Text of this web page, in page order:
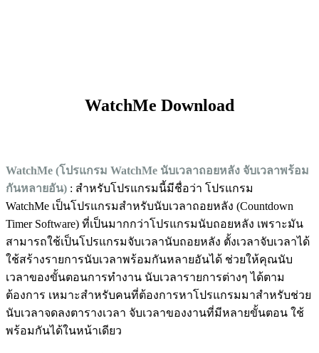
WatchMe Download
WatchMe (โปรแกรม WatchMe นับเวลาถอยหลัง จับเวลาพร้อม
กันหลายอัน) : สำหรับโปรแกรมนี้มีชื่อว่า โปรแกรม
WatchMe เป็นโปรแกรมสำหรับนับเวลาถอยหลัง (Countdown
Timer Software) ที่เป็นมากกว่าโปรแกรมนับถอยหลัง เพราะมัน
สามารถใช้เป็นโปรแกรมจับเวลานับถอยหลัง ตั้งเวลาจับเวลาได้
ใช้สร้างรายการนับเวลาพร้อมกันหลายอันได้ ช่วยให้คุณนับ
เวลาของขั้นตอนการทำงาน นับเวลารายการต่างๆ ได้ตาม
ต้องการ เหมาะสำหรับคนที่ต้องการหาโปรแกรมมาสำหรับช่วย
นับเวลาจดลงตารางเวลา จับเวลาของงานที่มีหลายขั้นตอน ใช้
พร้อมกันได้ในหน้าเดียว